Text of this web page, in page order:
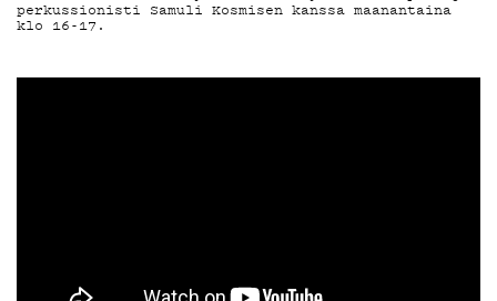
G LIVELAB
perkussionisti Samuli Kosmisen kanssa maanantaina
klo 16-17.